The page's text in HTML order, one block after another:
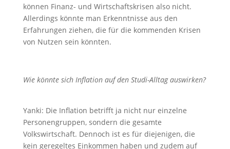
können Finanz- und Wirtschaftskrisen also nicht.
Allerdings könnte man Erkenntnisse aus den
Erfahrungen ziehen, die für die kommenden Krisen
von Nutzen sein könnten.
Wie könnte sich Inflation auf den Studi-Alltag auswirken?
Yanki: Die Inflation betrifft ja nicht nur einzelne
Personengruppen, sondern die gesamte
Volkswirtschaft. Dennoch ist es für diejenigen, die
kein geregeltes Einkommen haben und zudem auf